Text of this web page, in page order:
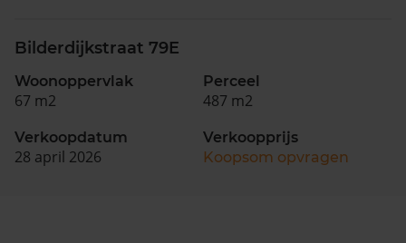
Bilderdijkstraat 79E
Woonoppervlak
67 m2
Perceel
487 m2
Verkoopdatum
28 april 2026
Verkoopprijs
Koopsom opvragen